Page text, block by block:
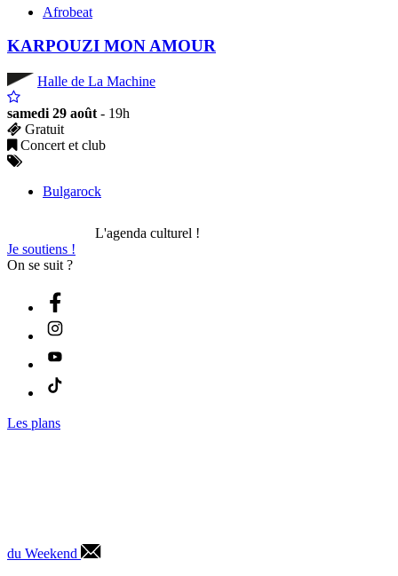
Afrobeat
KARPOUZI MON AMOUR
Halle de La Machine
samedi 29 août - 19h
Gratuit
Concert et club
Bulgarock
L'agenda culturel !
Je soutiens !
On se suit ?
Les plans
du Weekend